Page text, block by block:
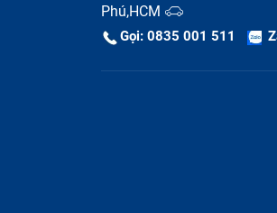
Phú,HCM
Gọi: 0835 001 511